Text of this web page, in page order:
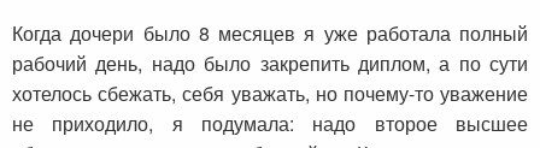
Когда дочери было 8 месяцев я уже работала полный
рабочий день, надо было закрепить диплом, а по сути
хотелось сбежать, себя уважать, но почему-то уважение
не приходило, я подумала: надо второе высшее